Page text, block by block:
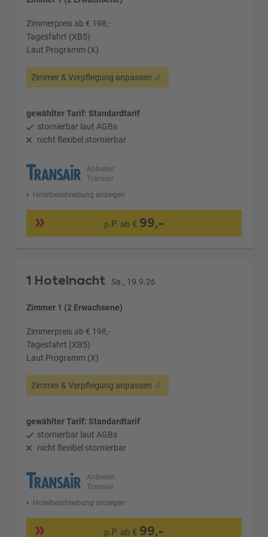
Zimmerpreis ab € 198,-
Tagesfahrt (XB5)
Laut Programm (X)
Zimmer & Verpflegung anpassen
gewählter Tarif: Standardtarif
stornierbar laut AGBs
nicht flexibel stornierbar
Anbieter:
Transair
Hotelbeschreibung anzeigen
p.P. ab € 99,-
1 Hotelnacht Sa., 19.9.26
Zimmer 1 (2 Erwachsene)
Zimmerpreis ab € 198,-
Tagesfahrt (XB5)
Laut Programm (X)
Zimmer & Verpflegung anpassen
gewählter Tarif: Standardtarif
stornierbar laut AGBs
nicht flexibel stornierbar
Anbieter:
Transair
Hotelbeschreibung anzeigen
p.P. ab € 99,-